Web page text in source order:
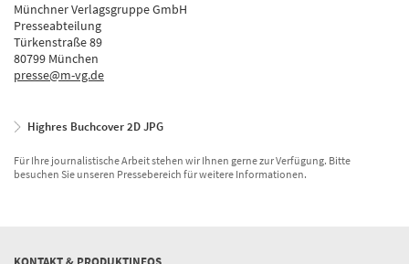
Münchner Verlagsgruppe GmbH
Presseabteilung
Türkenstraße 89
80799 München
presse@m-vg.de
Highres Buchcover 2D JPG
Für Ihre journalistische Arbeit stehen wir Ihnen gerne zur Verfügung. Bitte
besuchen Sie unseren Pressebereich für weitere Informationen.